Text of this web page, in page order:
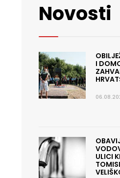
Novosti
I
ULICI